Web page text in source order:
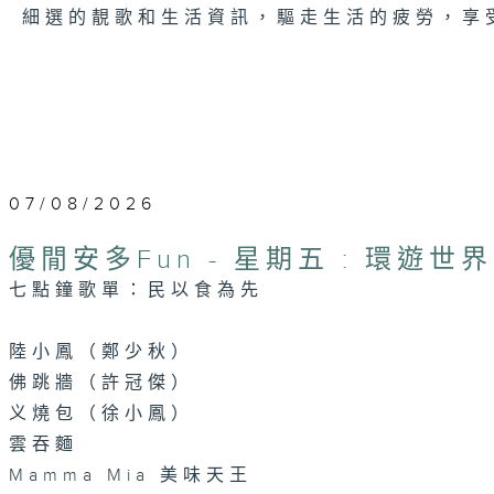
細選的靚歌和生活資訊，驅走生活的疲勞，享
07/08/2026
優閒安多Fun - 星期五 : 環遊世界
七點鐘歌單：民以食為先
陸小鳳（鄭少秋）
佛跳牆（許冠傑）
义燒包（徐小鳳）
雲吞麵
Mamma Mia 美味天王